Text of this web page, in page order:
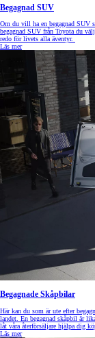
Begagnad SUV
Om du vill ha en begagnad SUV
begagnad SUV från Toyota du
redo för livets alla äventyr.
Läs mer
Begagnade Skåpbilar
Här kan du som är ute efter
landet. En begagnad skåpbil är
låt våra återförsäljare hjälpa dig
Läs mer